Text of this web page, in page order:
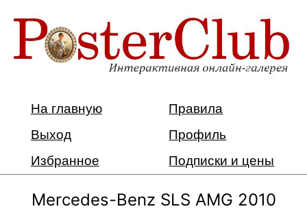
На главную
Правила
Выход
Профиль
Избранное
Подписки и цены
Mercedes-Benz SLS AMG 2010